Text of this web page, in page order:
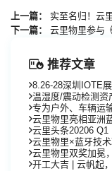
上一篇：
实至名归！云
下一篇：
云里物里参与
推荐文章
8.26-28深圳IOTE
温湿度/震动检测资
专为户外、车辆运
云里物里亮相亚洲
云里头条20206
云里物里×蓝牙技
云里物里双奖加冕
开工大吉 | 云帆起